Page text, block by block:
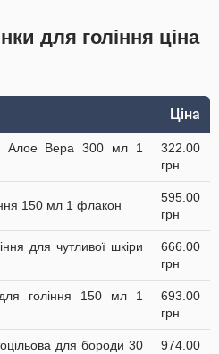
для гоління ціна
Ціна
Алое Вера 300 мл 1
322.00
грн
150 мл 1 флакон
595.00
грн
для чутливої шкіри
666.00
грн
гоління 150 мл 1
693.00
грн
для бороди 30
974.00